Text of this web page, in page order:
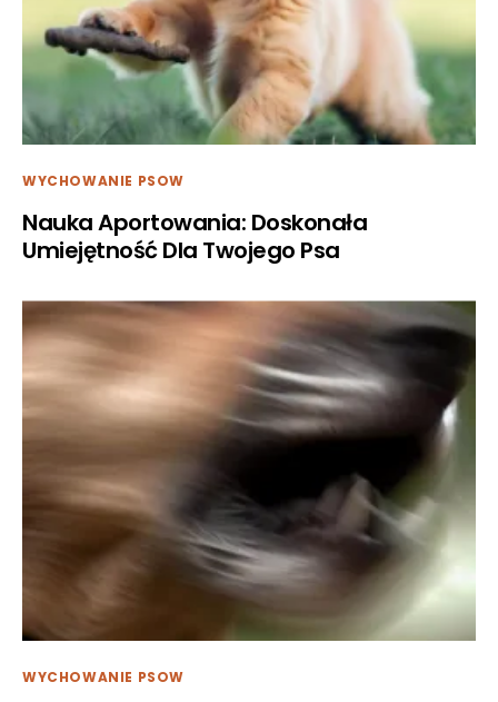
WYCHOWANIE PSOW
Nauka Aportowania: Doskonała
Umiejętność Dla Twojego Psa
WYCHOWANIE PSOW